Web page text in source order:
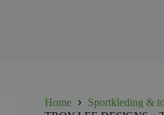
Home
Sportkleding &